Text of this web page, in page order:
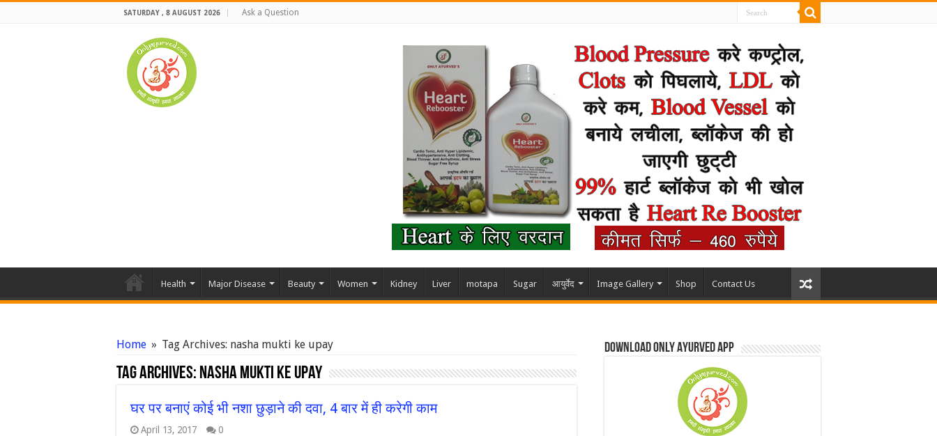
SATURDAY , 8 AUGUST 2026 Ask a Question
Health Major Disease Beauty Women Kidney Liver motapa Sugar आयुर्वेद Image Gallery Shop Contact Us
Home » Tag Archives: nasha mukti ke upay
Tag Archives: nasha mukti ke upay
घर पर बनाएं कोई भी नशा छुड़ाने की दवा, 4 बार में ही करेगी काम
April 13, 2017 0
Download Only Ayurved App